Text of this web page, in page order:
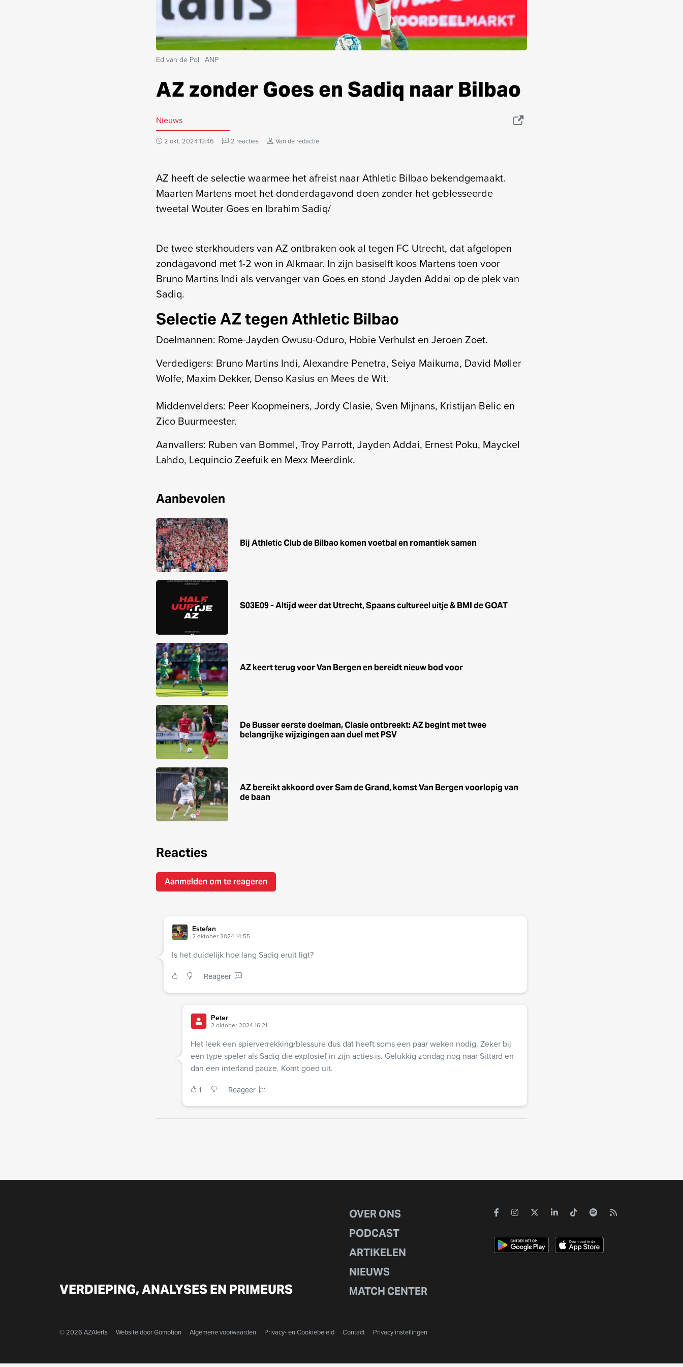
Ed van de Pol | ANP
AZ zonder Goes en Sadiq naar Bilbao
Nieuws
2 okt. 2024 13:46 2 reacties Van de redactie
AZ heeft de selectie waarmee het afreist naar Athletic Bilbao bekendgemaakt.
Maarten Martens moet het donderdagavond doen zonder het geblesseerde
tweetal Wouter Goes en Ibrahim Sadiq/
De twee sterkhouders van AZ ontbraken ook al tegen FC Utrecht, dat afgelopen
zondagavond met 1-2 won in Alkmaar. In zijn basiselft koos Martens toen voor
Bruno Martins Indi als vervanger van Goes en stond Jayden Addai op de plek van
Sadiq.
Selectie AZ tegen Athletic Bilbao
Doelmannen: Rome-Jayden Owusu-Oduro, Hobie Verhulst en Jeroen Zoet.
Verdedigers: Bruno Martins Indi, Alexandre Penetra, Seiya Maikuma, David Møller
Wolfe, Maxim Dekker, Denso Kasius en Mees de Wit.
Middenvelders: Peer Koopmeiners, Jordy Clasie, Sven Mijnans, Kristijan Belic en
Zico Buurmeester.
Aanvallers: Ruben van Bommel, Troy Parrott, Jayden Addai, Ernest Poku, Mayckel
Lahdo, Lequincio Zeefuik en Mexx Meerdink.
Aanbevolen
Bij Athletic Club de Bilbao komen voetbal en romantiek samen
S03E09 - Altijd weer dat Utrecht, Spaans cultureel uitje & BMI de GOAT
AZ keert terug voor Van Bergen en bereidt nieuw bod voor
De Busser eerste doelman, Clasie ontbreekt: AZ begint met twee
belangrijke wijzigingen aan duel met PSV
AZ bereikt akkoord over Sam de Grand, komst Van Bergen voorlopig van
de baan
Reacties
Aanmelden om te reageren
Estefan
2 oktober 2024 14:55
Is het duidelijk hoe lang Sadiq eruit ligt?
Reageer
Peter
2 oktober 2024 16:21
Het leek een spierverrekking/blessure dus dat heeft soms een paar weken nodig. Zeker bij
een type speler als Sadiq die explosief in zijn acties is. Gelukkig zondag nog naar Sittard en
dan een interland pauze. Komt goed uit.
1 Reageer
VERDIEPING, ANALYSES EN PRIMEURS
OVER ONS
PODCAST
ARTIKELEN
NIEUWS
MATCH CENTER
© 2026 AZAlerts Website doorGomotion Algemene voorwaarden Privacy- en Cookiebeleid Contact Privacy instellingen